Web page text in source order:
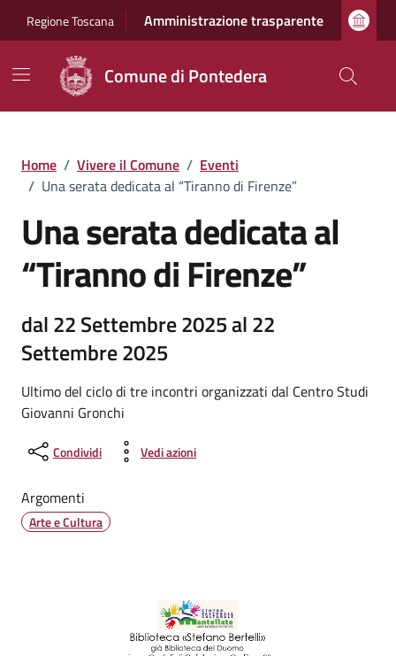
Regione Toscana Amministrazione trasparente
Comune di Pontedera
Home / Vivere il Comune / Eventi
/ Una serata dedicata al “Tiranno di Firenze”
Una serata dedicata al
“Tiranno di Firenze”
dal 22 Settembre 2025 al 22
Settembre 2025
Ultimo del ciclo di tre incontri organizzati dal Centro Studi
Giovanni Gronchi
Condividi Vedi azioni
Argomenti
Arte e Cultura